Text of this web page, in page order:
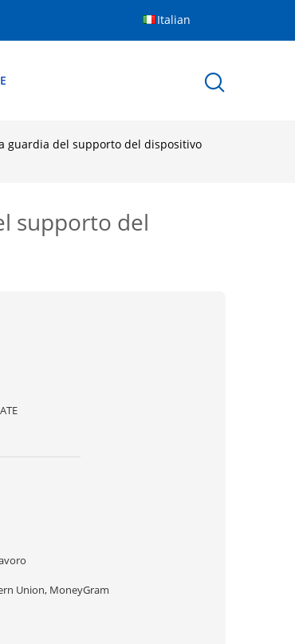
Italian
guardia del supporto del dispositivo
supporto del
Union, MoneyGram